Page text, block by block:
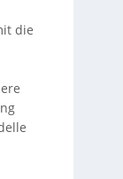
die